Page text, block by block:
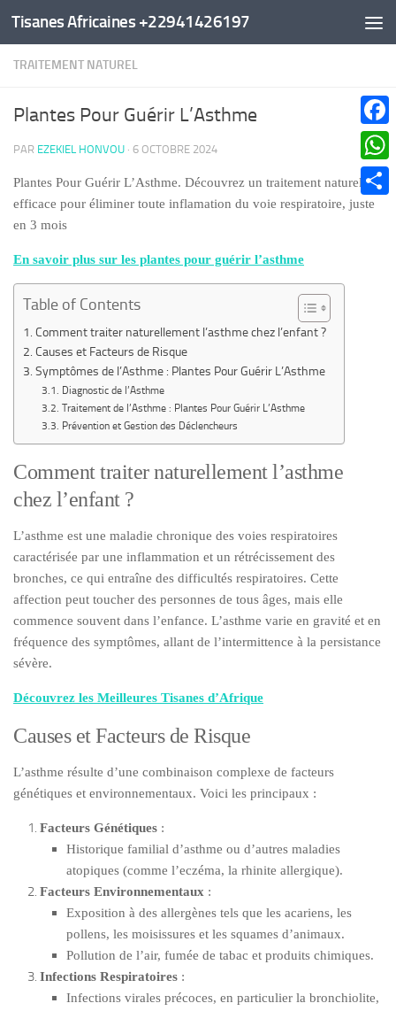
Au dessous du contenu
Tisanes Africaines +22941426197
TRAITEMENT NATUREL
Plantes Pour Guérir L’Asthme
PAR EZEKIEL HONVOU · 6 OCTOBRE 2024
Plantes Pour Guérir L’Asthme. Découvrez un traitement naturel
efficace pour éliminer toute inflamation du voie respiratoire, juste
en 3 mois
En savoir plus sur les plantes pour guérir l’asthme
Table of Contents
Comment traiter naturellement l’asthme chez l’enfant ?
Causes et Facteurs de Risque
Symptômes de l’Asthme : Plantes Pour Guérir L’Asthme
Diagnostic de l’Asthme
Traitement de l’Asthme : Plantes Pour Guérir L’Asthme
Prévention et Gestion des Déclencheurs
Comment traiter naturellement l’asthme
chez l’enfant ?
L’asthme est une maladie chronique des voies respiratoires
caractérisée par une inflammation et un rétrécissement des
bronches, ce qui entraîne des difficultés respiratoires. Cette
affection peut toucher des personnes de tous âges, mais elle
commence souvent dans l’enfance. L’asthme varie en gravité et en
fréquence des symptômes, allant de l’intermittence à la persistance
sévère.
Découvrez les Meilleures Tisanes d’Afrique
Causes et Facteurs de Risque
L’asthme résulte d’une combinaison complexe de facteurs
génétiques et environnementaux. Voici les principaux :
Facteurs Génétiques :
Historique familial d’asthme ou d’autres maladies
atopiques (comme l’eczéma, la rhinite allergique).
Facteurs Environnementaux :
Exposition à des allergènes tels que les acariens, les
pollens, les moisissures et les squames d’animaux.
Pollution de l’air, fumée de tabac et produits chimiques.
Infections Respiratoires :
Infections virales précoces, en particulier la bronchiolite,